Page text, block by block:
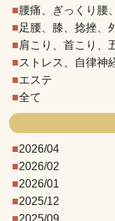
腰痛、ぎっくり腰
足腰、膝、捻挫、
肩こり、首こり、
ストレス、自律神
エステ
全て
2026/04
2026/02
2026/01
2025/12